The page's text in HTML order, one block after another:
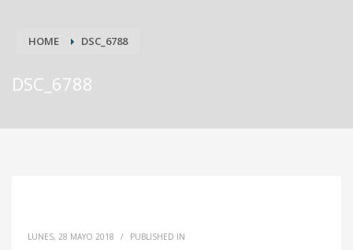
HOME DSC_6788
DSC_6788
LUNES, 28 MAYO 2018 / PUBLISHED IN